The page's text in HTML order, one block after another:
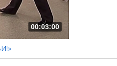
00:03:00